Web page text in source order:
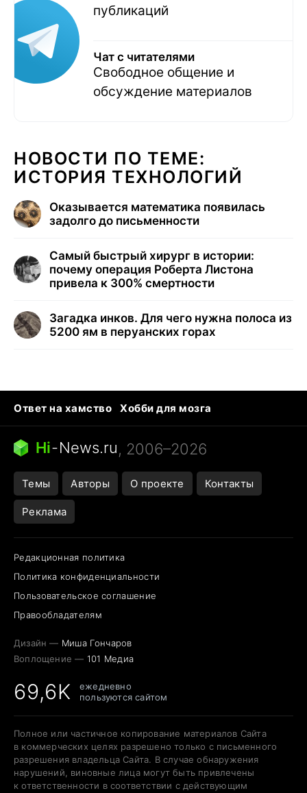
публикаций
Чат с читателями
Свободное общение и
обсуждение материалов
НОВОСТИ ПО ТЕМЕ:
ИСТОРИЯ ТЕХНОЛОГИЙ
Оказывается математика появилась
задолго до письменности
Самый быстрый хирург в истории:
почему операция Роберта Листона
привела к 300% смертности
Загадка инков. Для чего нужна полоса из
5200 ям в перуанских горах
Ответ на хамство
Хобби для мозга
Бензин 100 и 95
Тунцы в океанариуме
Следующая пандемия
Hi-News.ru, 2006–2026
Темы Авторы О проекте Контакты
Реклама
Редакционная политика
Политика конфиденциальности
Пользовательское соглашение
Правообладателям
Дизайн — Миша Гончаров
Воплощение — 101 Медиа
69,6K
ежедневно
пользуются сайтом
Полное или частичное копирование материалов Сайта
в коммерческих целях разрешено только с письменного
разрешения владельца Сайта. В случае обнаружения
нарушений, виновные лица могут быть привлечены
к ответственности в соответствии с действующим